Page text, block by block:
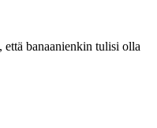
että banaanienkin tulisi olla